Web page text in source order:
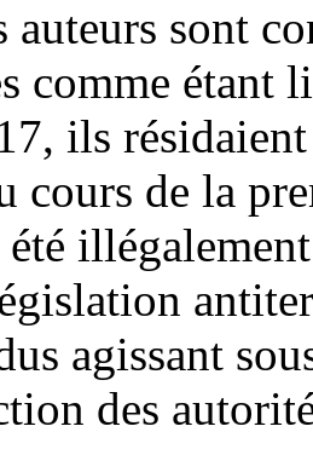
auteurs sont
comme étant
ils
cours de la
agissant
des